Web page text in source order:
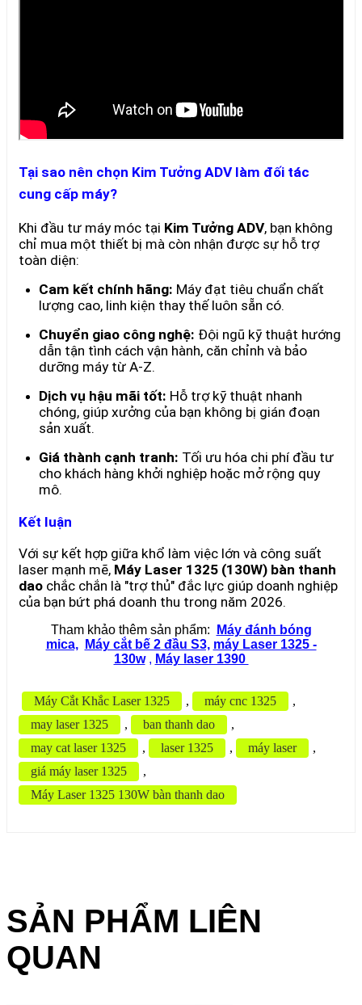
Tại sao nên chọn Kim Tưởng ADV làm đối tác
cung cấp máy?
Khi đầu tư máy móc tại Kim Tưởng ADV, bạn không
chỉ mua một thiết bị mà còn nhận được sự hỗ trợ
toàn diện:
Cam kết chính hãng: Máy đạt tiêu chuẩn chất
lượng cao, linh kiện thay thế luôn sẵn có.
Chuyển giao công nghệ: Đội ngũ kỹ thuật hướng
dẫn tận tình cách vận hành, căn chỉnh và bảo
dưỡng máy từ A-Z.
Dịch vụ hậu mãi tốt: Hỗ trợ kỹ thuật nhanh
chóng, giúp xưởng của bạn không bị gián đoạn
sản xuất.
Giá thành cạnh tranh: Tối ưu hóa chi phí đầu tư
cho khách hàng khởi nghiệp hoặc mở rộng quy
mô.
Kết luận
Với sự kết hợp giữa khổ làm việc lớn và công suất
laser mạnh mẽ, Máy Laser 1325 (130W) bàn thanh
dao chắc chắn là "trợ thủ" đắc lực giúp doanh nghiệp
của bạn bứt phá doanh thu trong năm 2026.
Tham khảo thêm sản phẩm:
Máy đánh bóng
mica,
Máy cắt bế 2 đầu S3, máy Laser 1325 -
130w, Máy laser 1390
Máy Cắt Khắc Laser 1325 , máy cnc 1325
,
may laser 1325
, ban thanh dao
,
may cat laser 1325
, laser 1325 , máy laser
,
giá máy laser 1325
,
Máy Laser 1325 130W bàn thanh dao
SẢN PHẨM LIÊN
QUAN